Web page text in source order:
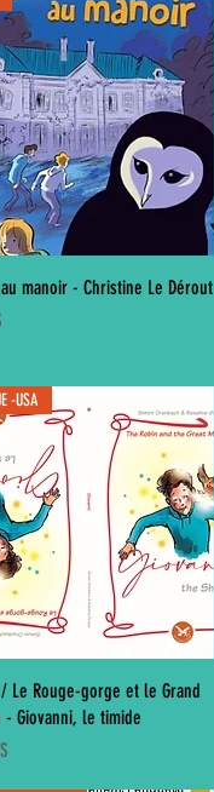
Aperçu rapide
manoir - Christine Le Dérout
Aperçu rapide
-USA
Le Rouge-gorge et le Grand
- Giovanni, le timide